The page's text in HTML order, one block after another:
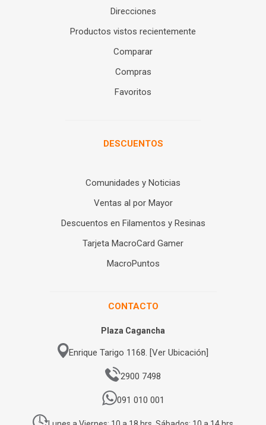
Direcciones
Productos vistos recientemente
Comparar
Compras
Favoritos
DESCUENTOS
Comunidades y Noticias
Ventas al por Mayor
Descuentos en Filamentos y Resinas
Tarjeta MacroCard Gamer
MacroPuntos
CONTACTO
Plaza Cagancha
Enrique Tarigo 1168. [Ver Ubicación]
2900 7498
091 010 001